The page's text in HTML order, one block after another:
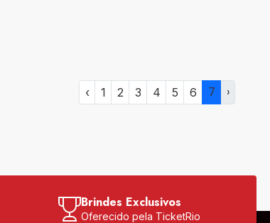
‹ 1 2 3 4 5 6 7 ›
Brindes Exclusivos
Oferecido pela TicketRio